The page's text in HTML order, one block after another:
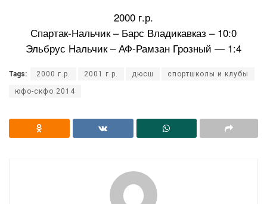
2000 г.р.
Спартак-Нальчик – Барс Владикавказ – 10:0
Эльбрус Нальчик – АФ-Рамзан Грозный — 1:4
Tags: 2000 г.р. 2001 г.р. дюсш спортшколы и клубы
юфо-скфо 2014